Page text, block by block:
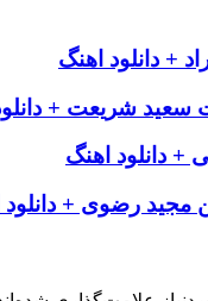
+ دانلود اهنگ
شریعت +
دانلود اهنگ
مجید رضوی + دانلود